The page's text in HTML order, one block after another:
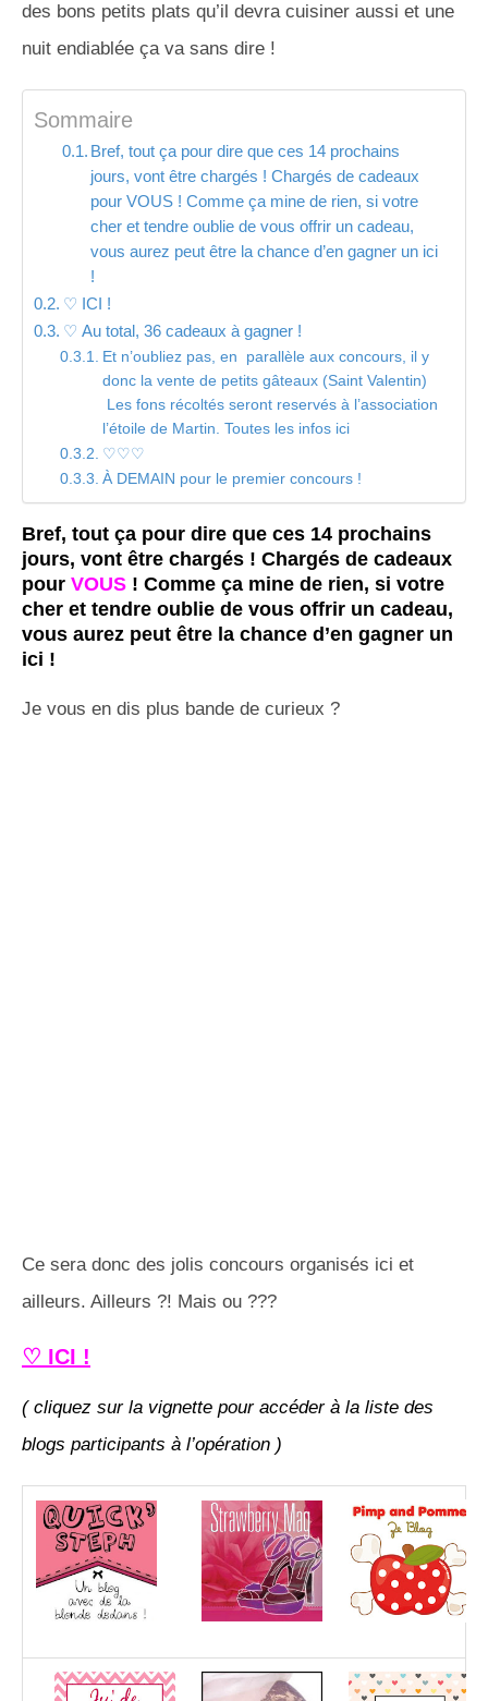
des bons petits plats qu’il devra cuisiner aussi et une
nuit endiablée ça va sans dire !
Sommaire
Bref, tout ça pour dire que ces 14 prochains
jours, vont être chargés ! Chargés de cadeaux
pour VOUS ! Comme ça mine de rien, si votre
cher et tendre oublie de vous offrir un cadeau,
vous aurez peut être la chance d’en gagner un ici
!
♡ ICI !
♡ Au total, 36 cadeaux à gagner !
Et n’oubliez pas, en parallèle aux concours, il y
donc la vente de petits gâteaux (Saint Valentin)
Les fons récoltés seront reservés à l’association
l’étoile de Martin. Toutes les infos ici
♡♡♡
À DEMAIN pour le premier concours !
Bref, tout ça pour dire que ces 14 prochains
jours, vont être chargés ! Chargés de cadeaux
pour VOUS ! Comme ça mine de rien, si votre
cher et tendre oublie de vous offrir un cadeau,
vous aurez peut être la chance d’en gagner un
ici !
Je vous en dis plus bande de curieux ?
Ce sera donc des jolis concours organisés ici et
ailleurs. Ailleurs ?! Mais ou ???
♡ ICI !
( cliquez sur la vignette pour accéder à la liste des
blogs participants à l’opération )